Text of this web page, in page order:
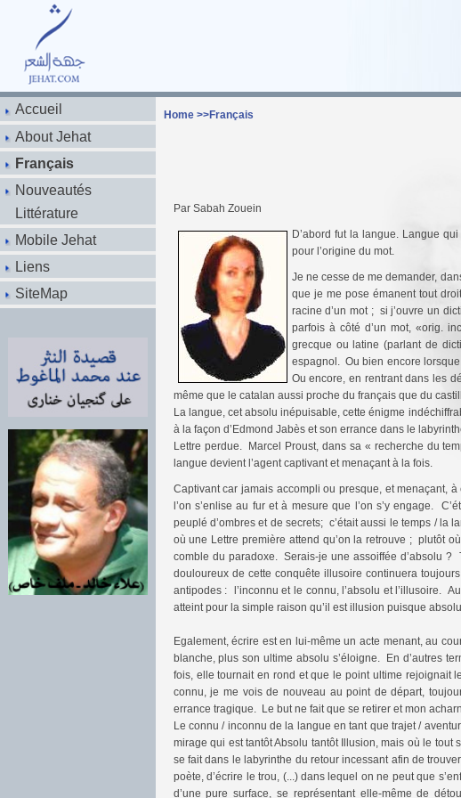
Accueil
About Jehat
Français
Nouveautés
Littérature
Mobile Jehat
Liens
SiteMap
Home >>Français
Par Sabah Zouein
D’abord fut la langue. Langue qui me précède, me succède, tout ‏cela
pour l’origine du mot.
Je ne cesse de me demander,
que je me pose émanent tout
racine d’un mot ; si j’ouvre un
parfois à côté d’un mot, «orig.
grecque ou latine (parlant de
espagnol. Ou bien encore lorsque
Ou encore, en rentrant dans les
même que le catalan aussi proche du français que du
La langue, cet absolu inépuisable, cette énigme
à la façon d’Edmond Jabès et son errance dans le
Lettre perdue. Marcel Proust, dans sa « recherche du
langue devient l’agent captivant et menaçant à la fois.
Captivant car jamais accompli ou presque, et menaçant,
l’on s’enlise au fur et à mesure que l’on s’y engage.
peuplé d’ombres et de secrets; c’était aussi le temps / la
où une Lettre première attend qu’on la retrouve ; plutôt
comble du paradoxe. Serais-je une assoiffée d’absolu
douloureux de cette conquête illusoire continuera
antipodes : l’inconnu et le connu, l’absolu et l’illusoire.
atteint pour la simple raison qu’il est illusion puisque
Egalement, écrire est en lui-même un acte menant, au
blanche, plus son ultime absolu s’éloigne. En d’autres
fois, elle tournait en rond et que le point ultime rejoignait
connu, je me vois de nouveau au point de départ,
errance tragique. Le but ne fait que se retirer et mon
Le connu / inconnu de la langue en tant que trajet /
mirage qui est tantôt Absolu tantôt Illusion, mais où le
se fait dans le labyrinthe du retour incessant afin de
poète, d’écrire le trou, (...) dans lequel on ne peut que
d’une pure surface, se représentant elle-même de